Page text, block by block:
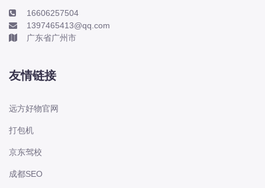
大众-进口大众
大力牛魔王
电动屋
F
丰田-广汽丰田
16606257504
1397465413@qq.com
广东省广州市
友情链接
远方好物官网
打包机
京东驾校
成都SEO